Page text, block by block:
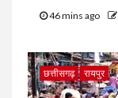
46 mins ago
छत्तीसगढ़ रायपुर